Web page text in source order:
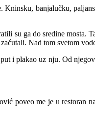
banjalučku,
su ga do sredine mosta.
Nad tom svetom
i plakao uz nju. Od
poveo me je u restoran